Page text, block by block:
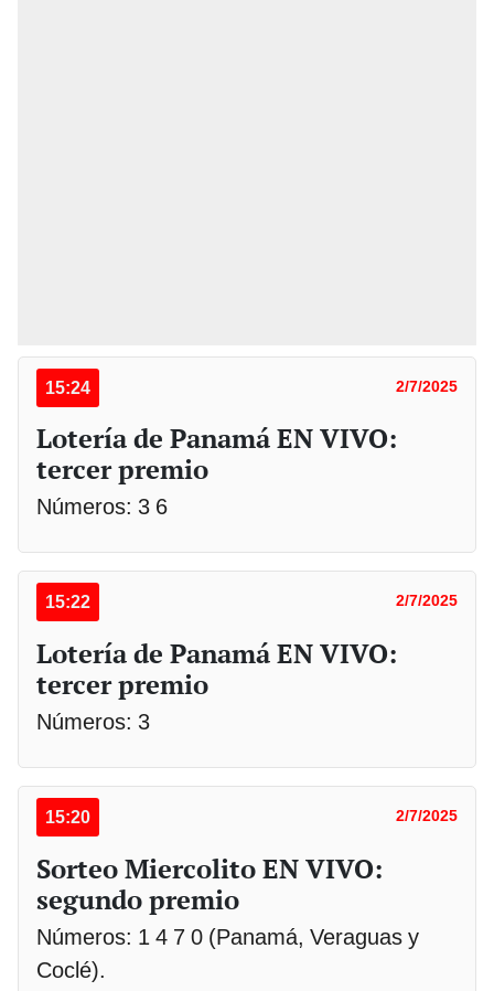
15:24 2/7/2025
Lotería de Panamá EN VIVO:
tercer premio
Números: 3 6
15:22 2/7/2025
Lotería de Panamá EN VIVO:
tercer premio
Números: 3
15:20 2/7/2025
Sorteo Miercolito EN VIVO:
segundo premio
Números: 1 4 7 0 (Panamá, Veraguas y
Coclé).